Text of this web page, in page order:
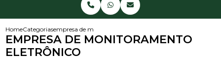
HomeCategoriasempresa de monitoramento eletronico
EMPRESA DE MONITORAMENTO
ELETRÔNICO